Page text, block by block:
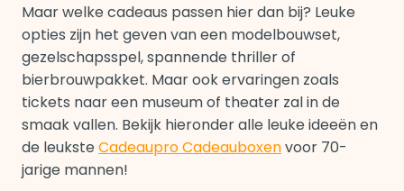
Maar welke cadeaus passen hier dan bij? Leuke
opties zijn het geven van een modelbouwset,
gezelschapsspel, spannende thriller of
bierbrouwpakket. Maar ook ervaringen zoals
tickets naar een museum of theater zal in de
smaak vallen. Bekijk hieronder alle leuke ideeën en
de leuksteCadeaupro Cadeauboxenvoor 70-
jarige mannen!